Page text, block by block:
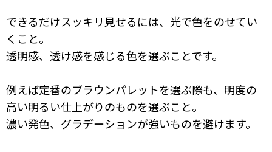
できるだけスッキリ見せるには、光で色をのせてい
くこと。
透明感、透け感を感じる色を選ぶことです。
例えば定番のブラウンパレットを選ぶ際も、明度の
高い明るい仕上がりのものを選ぶこと。
濃い発色、グラデーションが強いものを避けます。